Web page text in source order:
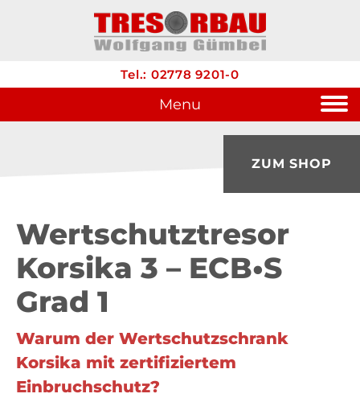
ZUM SHOP
Tel.: 02778 9201-0
Menu
Wertschutztresor
Korsika 3 – ECB•S
Grad 1
Warum der Wertschutzschrank
Korsika mit zertifiziertem
Einbruchschutz?